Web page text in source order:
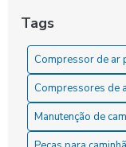
Como Comprar o
Veículo
Como comprar o
veículo
Tags
Compressor de ar
Compressores de
Manutenção de